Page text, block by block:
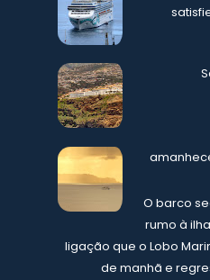
O barco
rumo à
ligação que o Lobo
de manhã e